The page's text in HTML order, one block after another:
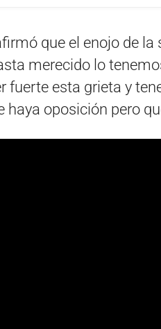
que el enojo de
merecido lo
fuerte esta grieta y
haya oposición pero